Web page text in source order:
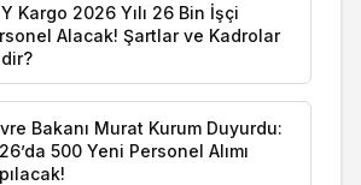
Kargo 2026 Yılı 26 Bin İşçi
Alacak! Şartlar ve Kadrolar
Bakanı Murat Kurum Duyurdu:
500 Yeni Personel Alımı